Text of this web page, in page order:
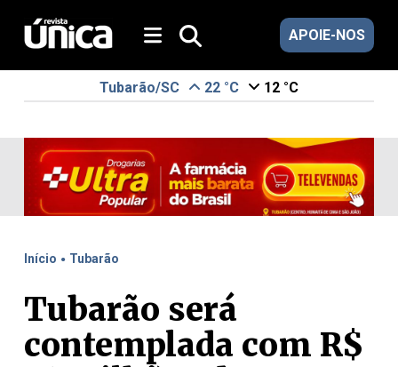
APOIE-NOS
Tubarão/SC 22 °C 12 °C
Início . Tubarão
Tubarão será
contemplada com R$